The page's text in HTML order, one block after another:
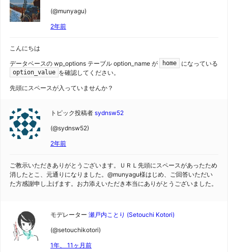
(@munyagu)
2年前
こんにちは
データベースの wp_options テーブル option_name が
home になっている
option_value を確認してください。
先頭にスペースが入っていませんか？
トピック投稿者 sydnsw52
(@sydnsw52)
2年前
ご教示いただきありがとうございます。ＵＲＬ先頭にスペースがあったため
消したとこ、元通りになりました。@munyagu様はじめ、ご回答いただい
た方感謝申し上げます。お力添えいただき本当にありがとうございました。
モデレーター 瀬戸内ことり (Setouchi Kotori)
(@setouchikotori)
1年、 11ヶ月前